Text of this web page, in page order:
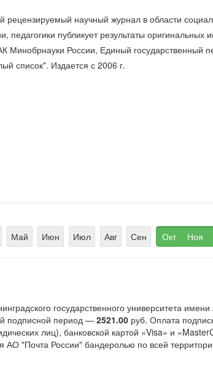
рецензируемый научный журнал в области
педагогики публикует результаты оригинальных
Минобрнауки России, Единый государственный
список". Издается с 2006 г.
Май Июн Июл Авг Сен Окт Ноя
государственного университета
подписной период — 2521.00 руб. Оплата
лиц), банковской картой «Visa» и
АО "Почта России" бандеролью по всей